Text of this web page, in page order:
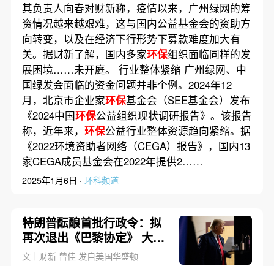
其负责人向春对财新称，疫情以来，广州绿网的筹
资情况越来越艰难，这与国内公益基金会的资助方
向转变，以及在经济下行形势下募款难度加大有
关。据财新了解，国内多家环保组织面临同样的发
展困境……未开庭。 行业整体紧缩 广州绿网、中
国绿发会面临的资金问题并非个例。2024年12
月，北京市企业家环保基金会（SEE基金会）发布
《2024中国环保公益组织现状调研报告》。该报告
称，近年来， 环保公益行业整体资源趋向紧缩。据
《2022环境资助者网络（CEGA）报告》，国内13
家CEGA成员基金会在2022年提供2……
2025年1月6日 · 环科频道
特朗普酝酿首批行政令：拟
再次退出《巴黎协定》 大批
非法移民或遭驱逐
文｜财新 曾佳 发自美国华盛顿